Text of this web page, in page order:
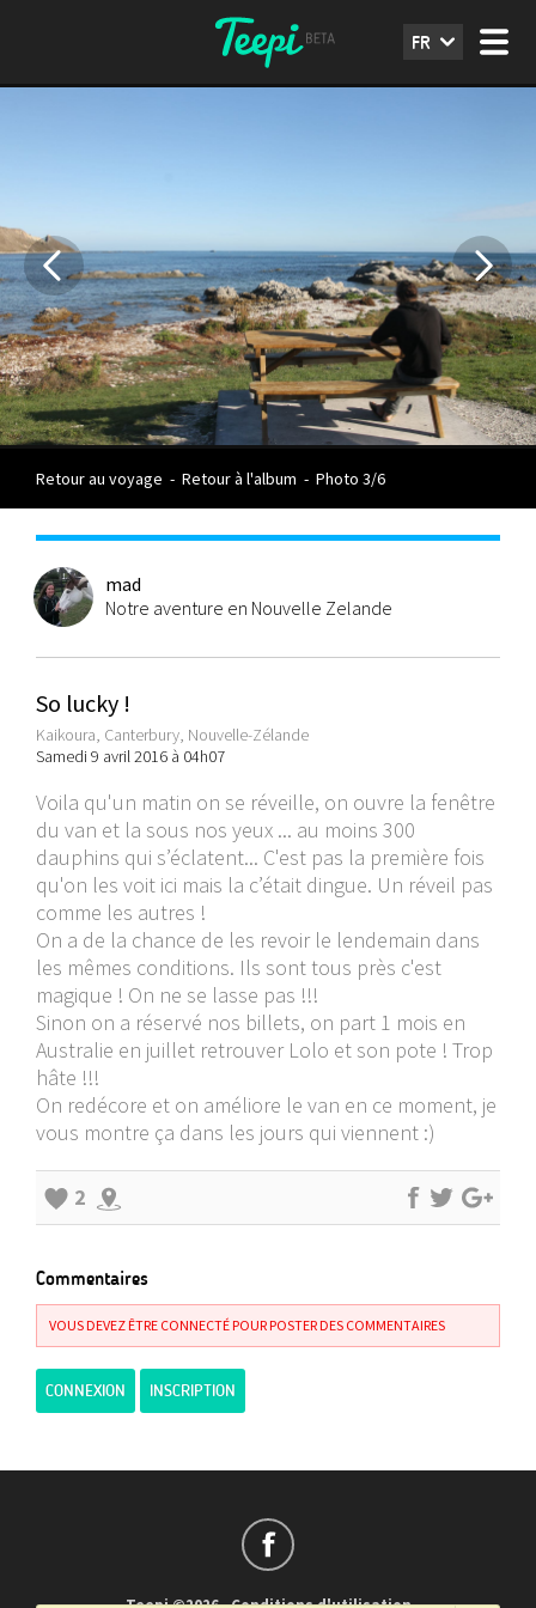
FR
Retour au voyage - Retour à l'album - Photo 3/6
mad
Notre aventure en Nouvelle Zelande
So lucky !
Kaikoura, Canterbury, Nouvelle-Zélande
Samedi 9 avril 2016 à 04h07
Voila qu'un matin on se réveille, on ouvre la fenêtre
du van et la sous nos yeux ... au moins 300
dauphins qui s’éclatent... C'est pas la première fois
qu'on les voit ici mais la c’était dingue. Un réveil pas
comme les autres !
On a de la chance de les revoir le lendemain dans
les mêmes conditions. Ils sont tous près c'est
magique ! On ne se lasse pas !!!
Sinon on a réservé nos billets, on part 1 mois en
Australie en juillet retrouver Lolo et son pote ! Trop
hâte !!!
On redécore et on améliore le van en ce moment, je
vous montre ça dans les jours qui viennent :)
2
Commentaires
VOUS DEVEZ ÊTRE CONNECTÉ POUR POSTER DES COMMENTAIRES
CONNEXION INSCRIPTION